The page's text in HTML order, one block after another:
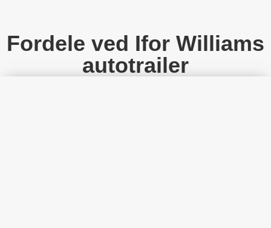
Fordele ved Ifor Williams
autotrailer